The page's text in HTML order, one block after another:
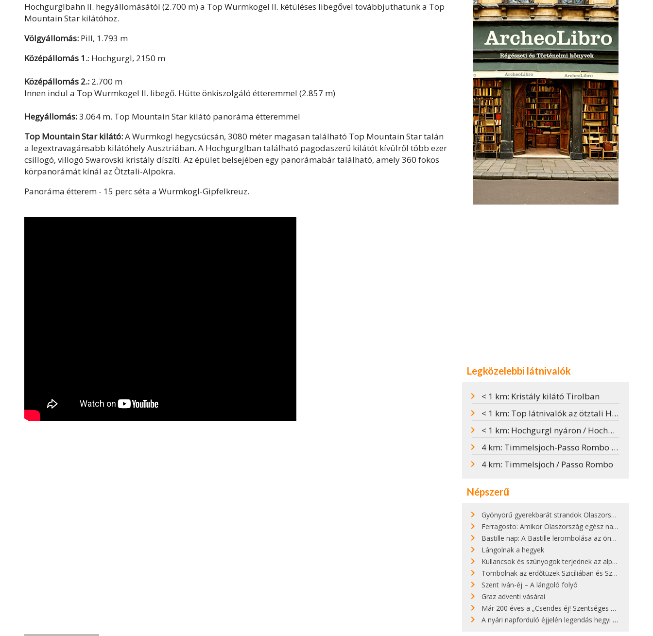
Hochgurglbahn II. hegyállomásától (2.700 m) a Top Wurmkogel II. kétüléses libegővel továbbjuthatunk a Top
Mountain Star kilátóhoz.
Völgyállomás: Pill, 1.793 m
Középállomás 1.: Hochgurgl, 2150 m
Középállomás 2.: 2.700 m
Innen indul a Top Wurmkogel II. libegő. Hütte önkiszolgáló étteremmel (2.857 m)
Hegyállomás:3.064 m. Top Mountain Star kilátó panoráma étteremmel
Top Mountain Star kilátó:A Wurmkogl hegycsúcsán, 3080 méter magasan található Top Mountain Star talán
a legextravagánsabb kilátóhely Ausztriában. A Hochgurglban található pagodaszerű kilátót kívülről több ezer
csillogó, villogó Swarovski kristály díszíti. Az épület belsejében egy panorámabár található, amely 360 fokos
körpanorámát kínál az Ötztali-Alpokra.
Panoráma étterem - 15 perc séta a Wurmkogl-Gipfelkreuz.
Legközelebbi látnivalók
< 1 km: Kristály kilátó Tirolban
< 1 km: Top látnivalók az ötztali Hochgurglban
< 1 km: Hochgurgl nyáron / Hochgurglbahn I. és II.
4 km: Timmelsjoch-Passo Rombo alpesi út
4 km: Timmelsjoch / Passo Rombo
Népszerű
Gyönyörű gyerekbarát strandok Olaszországban - megmutatjuk a 15 legjobbat
Ferragosto: Amikor Olaszország egész nap nyaral
Bastille nap: A Bastille lerombolása az önkényuralom végét jelentette
Lángolnak a hegyek
Kullancsok és szúnyogok terjednek az alpesi legelőkön
Tombolnak az erdőtüzek Szicíliában és Szardínián
Szent Iván-éj – A lángoló folyó
Graz adventi vásárai
Már 200 éves a „Csendes éj! Szentséges éj!”
A nyári napforduló éjjelén legendás hegyi tüzek világítják meg Zugspitzét